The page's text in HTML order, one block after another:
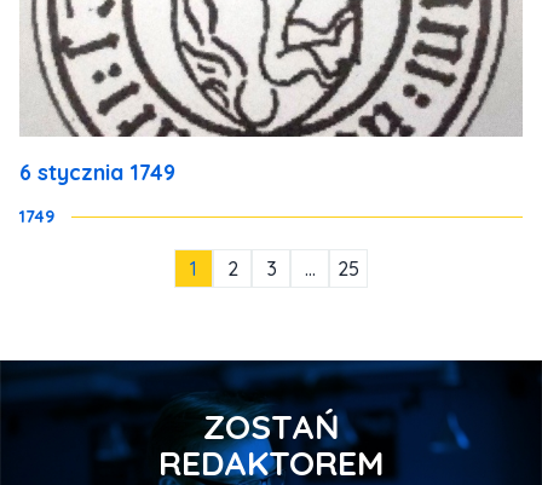
6 stycznia 1749
1749
1 2 3 … 25
ZOSTAŃ
REDAKTOREM